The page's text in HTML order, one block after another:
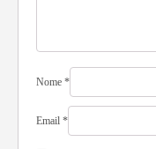
Nome *
Email *